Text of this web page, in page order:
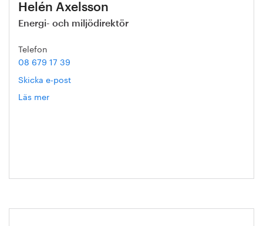
Helén Axelsson
Energi- och miljödirektör
Telefon
08 679 17 39
Skicka e-post
Läs mer